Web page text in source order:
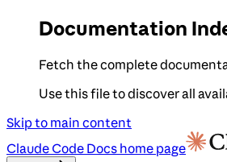
Documentation
Fetch the complete
Use this file to discover all
Skip to main content
Claude Code Docs home page